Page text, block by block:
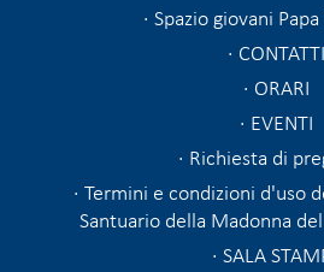
Spazio giovani
CONTATTI
ORARI
EVENTI
Richiesta di
Termini e condizioni d'uso
Santuario della Madonna
SALA